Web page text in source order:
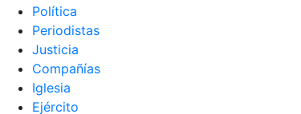
Política
Periodistas
Justicia
Compañías
Iglesia
Ejército